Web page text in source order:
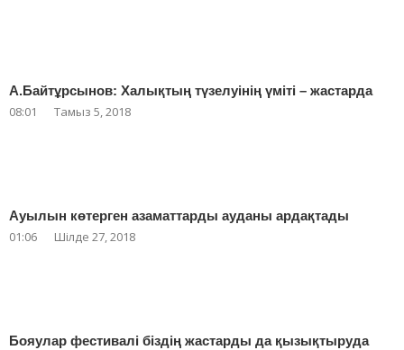
А.Байтұрсынов: Халықтың түзелуінің үміті – жастарда
08:01 Тамыз 5, 2018
Ауылын көтерген азаматтарды ауданы ардақтады
01:06 Шілде 27, 2018
Бояулар фестивалі біздің жастарды да қызықтыруда